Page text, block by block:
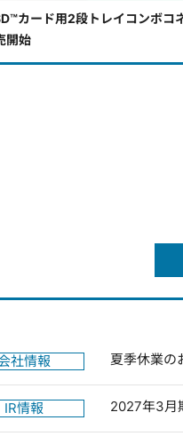
カード用2段トレイコンボコ
開始
社情報 夏季休業の
IR情報 2027年3月